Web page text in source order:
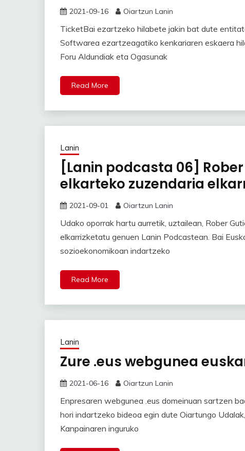
2021-09-16 Oiartzun Lanin
TicketBai ezartzeko hilabete jakin bat dute
Softwarea ezartzeagatiko kenkariaren eskaera
Foru Aldundiak eta Ogasunak
Read More
Lanin
[Lanin podcasta 06]
elkarteko zuzendaria
2021-09-01 Oiartzun Lanin
Udako oporrak hartu aurretik, uztailean, Rober
elkarrizketatu genuen Lanin Podcastean. Bai
sozioekonomikoan indartzeko
Read More
Lanin
Zure .eus webgunea
2021-06-16 Oiartzun Lanin
Enpresaren webgunea .eus domeinuan sartzen
hori indartzeko bideoa egin dute Oiartungo
Kanpainaren inguruko